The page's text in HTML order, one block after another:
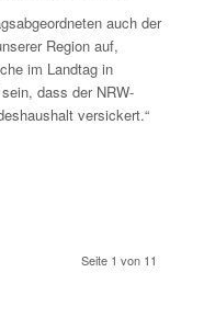
auch der
Region auf,
im Landtag in
dass der NRW-
versickert.“
Seite 1 von 11